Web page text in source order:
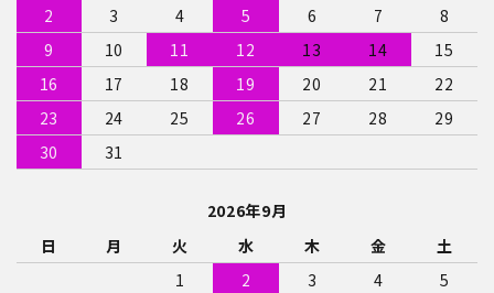
2
3 4 5 6 7
8
9
10 11 12 13 14
15
16
17 18 19 20 21
22
23
24 25 26 27 28
29
30
31
2026年9月
日
月 火 水 木 金
土
1
2 3 4
5